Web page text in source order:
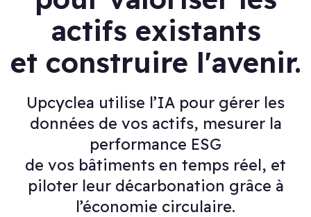
actifs existants
et construire l'avenir.
Upcyclea utilise l’IA pour gérer les
données de vos actifs, mesurer la
performance ESG
de vos bâtiments en temps réel, et
piloter leur décarbonation grâce à
l’économie circulaire.